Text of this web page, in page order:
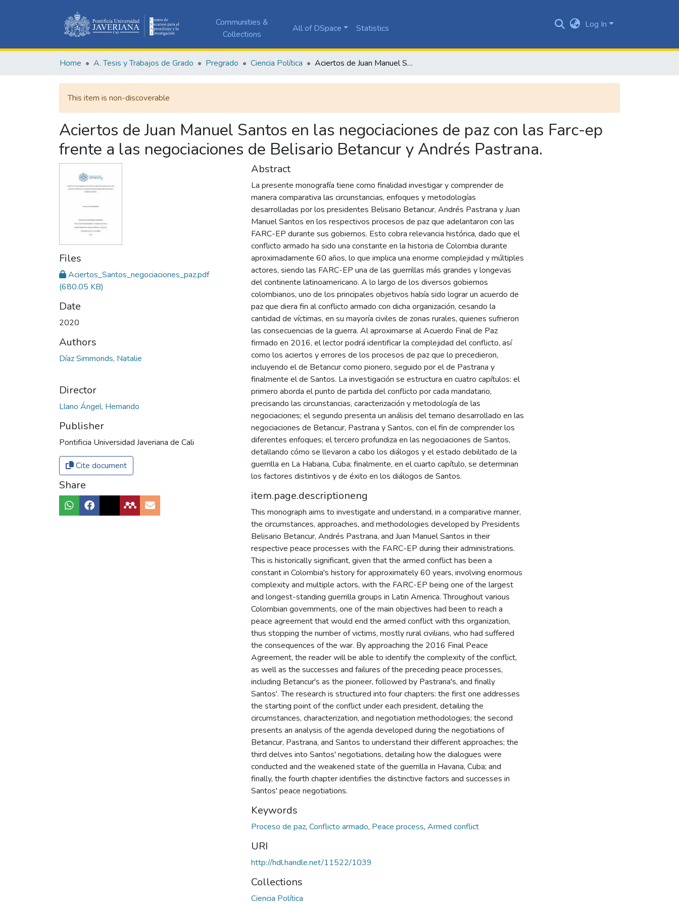
Communities &
Collections
All of DSpace Statistics Log In
Home A. Tesis y Trabajos de Grado Pregrado Ciencia Política Aciertos de Juan Manuel Santos en las negociaciones de paz con las Farc-ep frente a las negociaciones de Belisario Betancur y Andrés Pastrana.
This item is non-discoverable
Aciertos de Juan Manuel Santos en las negociaciones de paz con las Farc-ep
frente a las negociaciones de Belisario Betancur y Andrés Pastrana.
Files
Aciertos_Santos_negociaciones_paz.pdf
(680.05 KB)
Date
2020
Authors
Díaz Simmonds, Natalie
Director
Llano Ángel, Hernando
Publisher
Pontificia Universidad Javeriana de Cali
Cite document
Share
Abstract
La presente monografía tiene como finalidad investigar y comprender de
manera comparativa las circunstancias, enfoques y metodologías
desarrolladas por los presidentes Belisario Betancur, Andrés Pastrana y Juan
Manuel Santos en los respectivos procesos de paz que adelantaron con las
FARC-EP durante sus gobiernos. Esto cobra relevancia histórica, dado que el
conflicto armado ha sido una constante en la historia de Colombia durante
aproximadamente 60 años, lo que implica una enorme complejidad y múltiples
actores, siendo las FARC-EP una de las guerrillas más grandes y longevas
del continente latinoamericano. A lo largo de los diversos gobiernos
colombianos, uno de los principales objetivos había sido lograr un acuerdo de
paz que diera fin al conflicto armado con dicha organización, cesando la
cantidad de víctimas, en su mayoría civiles de zonas rurales, quienes sufrieron
las consecuencias de la guerra. Al aproximarse al Acuerdo Final de Paz
firmado en 2016, el lector podrá identificar la complejidad del conflicto, así
como los aciertos y errores de los procesos de paz que lo precedieron,
incluyendo el de Betancur como pionero, seguido por el de Pastrana y
finalmente el de Santos. La investigación se estructura en cuatro capítulos: el
primero aborda el punto de partida del conflicto por cada mandatario,
precisando las circunstancias, caracterización y metodología de las
negociaciones; el segundo presenta un análisis del temario desarrollado en las
negociaciones de Betancur, Pastrana y Santos, con el fin de comprender los
diferentes enfoques; el tercero profundiza en las negociaciones de Santos,
detallando cómo se llevaron a cabo los diálogos y el estado debilitado de la
guerrilla en La Habana, Cuba; finalmente, en el cuarto capítulo, se determinan
los factores distintivos y de éxito en los diálogos de Santos.
item.page.descriptioneng
This monograph aims to investigate and understand, in a comparative manner,
the circumstances, approaches, and methodologies developed by Presidents
Belisario Betancur, Andrés Pastrana, and Juan Manuel Santos in their
respective peace processes with the FARC-EP during their administrations.
This is historically significant, given that the armed conflict has been a
constant in Colombia's history for approximately 60 years, involving enormous
complexity and multiple actors, with the FARC-EP being one of the largest
and longest-standing guerrilla groups in Latin America. Throughout various
Colombian governments, one of the main objectives had been to reach a
peace agreement that would end the armed conflict with this organization,
thus stopping the number of victims, mostly rural civilians, who had suffered
the consequences of the war. By approaching the 2016 Final Peace
Agreement, the reader will be able to identify the complexity of the conflict,
as well as the successes and failures of the preceding peace processes,
including Betancur's as the pioneer, followed by Pastrana's, and finally
Santos'. The research is structured into four chapters: the first one addresses
the starting point of the conflict under each president, detailing the
circumstances, characterization, and negotiation methodologies; the second
presents an analysis of the agenda developed during the negotiations of
Betancur, Pastrana, and Santos to understand their different approaches; the
third delves into Santos' negotiations, detailing how the dialogues were
conducted and the weakened state of the guerrilla in Havana, Cuba; and
finally, the fourth chapter identifies the distinctive factors and successes in
Santos' peace negotiations.
Keywords
Proceso de paz, Conflicto armado, Peace process, Armed conflict
URI
http://hdl.handle.net/11522/1039
Collections
Ciencia Política